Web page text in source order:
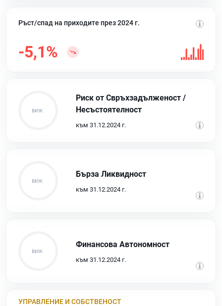
Ръст/спад на приходите през 2024 г.
-5,1%
Риск от Свръхзадълженост /
Несъстоятелност
към 31.12.2024 г.
Бърза Ликвидност
към 31.12.2024 г.
Финансова Автономност
към 31.12.2024 г.
УПРАВЛЕНИЕ И СОБСТВЕНОСТ